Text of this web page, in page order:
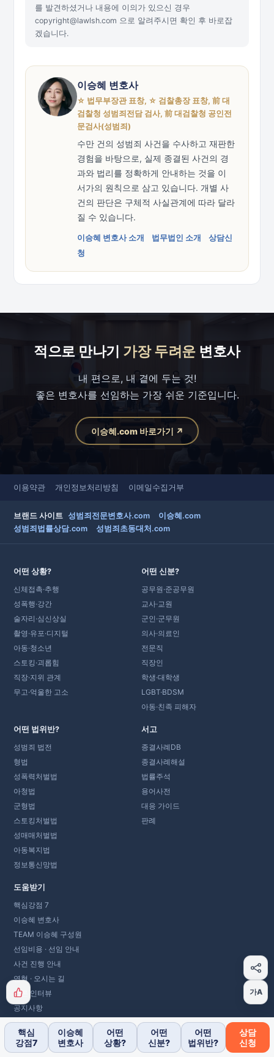
를 발견하셨거나 내용에 이의가 있으신 경우
copyright@lawlsh.com 으로 알려주시면 확인 후 바로잡
겠습니다.
이승혜 변호사
☆ 법무부장관 표창, ☆ 검찰총장 표창, 前 대
검찰청 성범죄전담 검사, 前 대검찰청 공인전
문검사(성범죄)
수만 건의 성범죄 사건을 수사하고 재판한
경험을 바탕으로, 실제 종결된 사건의 경
과와 법리를 정확하게 안내하는 것을 이
서가의 원칙으로 삼고 있습니다. 개별 사
건의 판단은 구체적 사실관계에 따라 달라
질 수 있습니다.
이승혜 변호사 소개 법무법인 소개
상담신
청
적으로 만나기 가장 두려운변호사
내 편으로, 내 곁에 두는 것!
좋은 변호사를 선임하는 가장 쉬운 기준입니다.
이승혜.com 바로가기 ↗
이용약관 개인정보처리방침 이메일수집거부
브랜드 사이트 성범죄전문변호사.com
이승혜.com
성범죄법률상담.com
성범죄초동대처.com
어떤 상황?
신체접촉·추행
성폭행·강간
술자리·심신상실
촬영·유포·디지털
아동·청소년
스토킹·괴롭힘
직장·지위 관계
무고·억울한 고소
어떤 신분?
공무원·준공무원
교사·교원
군인·군무원
의사·의료인
전문직
직장인
학생·대학생
LGBT·BDSM
아동·친족 피해자
어떤 법위반?
성범죄 법전
형법
성폭력처벌법
아청법
군형법
스토킹처벌법
성매매처벌법
아동복지법
정보통신망법
서고
종결사례DB
종결사례해설
법률주석
용어사전
대응 가이드
판례
도움받기
핵심강점 7
이승혜 변호사
TEAM 이승혜 구성원
선임비용 · 선임 안내
사건 진행 안내
연혁 · 오시는 길
언론 인터뷰
공지사항
상담 신청
가A
핵심
강점7
이승혜
변호사
어떤
상황?
어떤
신분?
어떤
법위반?
상담
신청